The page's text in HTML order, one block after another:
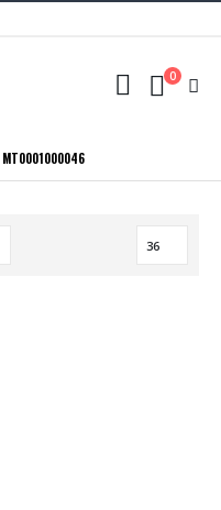
0
MT0001000046